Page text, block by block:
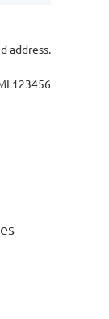
address.
123456